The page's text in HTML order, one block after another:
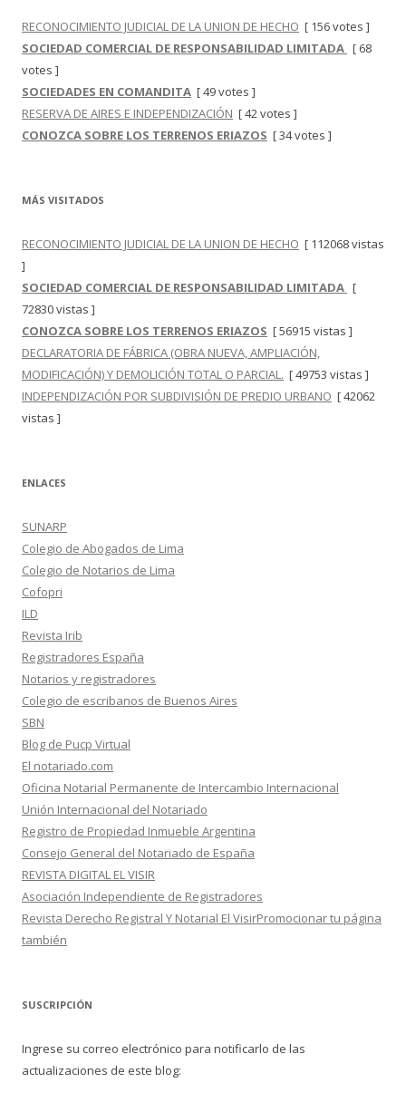
RECONOCIMIENTO JUDICIAL DE LA UNION DE HECHO [ 156 votes ]
SOCIEDAD COMERCIAL DE RESPONSABILIDAD LIMITADA [ 68
votes ]
SOCIEDADES EN COMANDITA [ 49 votes ]
RESERVA DE AIRES E INDEPENDIZACIÓN [ 42 votes ]
CONOZCA SOBRE LOS TERRENOS ERIAZOS [ 34 votes ]
MÁS VISITADOS
RECONOCIMIENTO JUDICIAL DE LA UNION DE HECHO [ 112068 vistas
]
SOCIEDAD COMERCIAL DE RESPONSABILIDAD LIMITADA [
72830 vistas ]
CONOZCA SOBRE LOS TERRENOS ERIAZOS [ 56915 vistas ]
DECLARATORIA DE FÁBRICA (OBRA NUEVA, AMPLIACIÓN,
MODIFICACIÓN) Y DEMOLICIÓN TOTAL O PARCIAL. [ 49753 vistas ]
INDEPENDIZACIÓN POR SUBDIVISIÓN DE PREDIO URBANO [ 42062
vistas ]
ENLACES
SUNARP
Colegio de Abogados de Lima
Colegio de Notarios de Lima
Cofopri
ILD
Revista Irib
Registradores España
Notarios y registradores
Colegio de escribanos de Buenos Aires
SBN
Blog de Pucp Virtual
El notariado.com
Oficina Notarial Permanente de Intercambio Internacional
Unión Internacional del Notariado
Registro de Propiedad Inmueble Argentina
Consejo General del Notariado de España
REVISTA DIGITAL EL VISIR
Asociación Independiente de Registradores
Revista Derecho Registral Y Notarial El VisirPromocionar tu página
también
SUSCRIPCIÓN
Ingrese su correo electrónico para notificarlo de las
actualizaciones de este blog: